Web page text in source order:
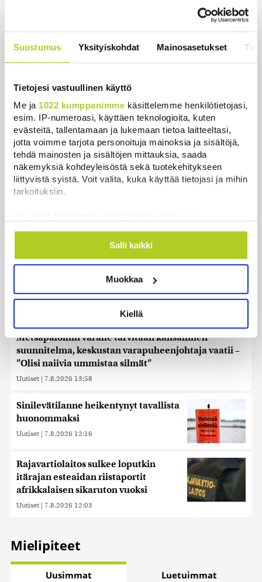
Suostumus Yksityiskohdat Mainosasetukset
Tietojesi vastuullinen käyttö
Me ja 1022 kumppanimme käsittelemme henkilötietojasi,
esim. IP-numeroasi, käyttäen teknologioita, kuten
evästeitä, tallentamaan ja lukemaan tietoa laitteeltasi,
jotta voimme tarjota personoituja mainoksia ja sisältöjä,
tehdä mainosten ja sisältöjen mittauksia, saada
näkemyksiä kohdeyleisöstä sekä tuotekehitykseen
liittyvistä syistä. Voit valita, kuka käyttää tietojasi ja mihin
tarkoituksiin.
Kerätä tietoja maantieteellisestä sijainnistasi,
mahdollisesti muutaman metrin tarkkuudella
ominaispiirteitä aktiivisesti (sormenjäljen
Lue lisää siitä, miten henkilötietojasi käsitellään ja miten
suostumustasi tai peruuttaa sen milloin vain
evästeilmoituksessa.
Käytämme evästeitä tarjoamamme sisällön ja mainosten
räätälöimiseen, sosiaalisen median ominaisuuksien
tukemiseen ja kävijämäärämme analysoimiseen. Lisäksi
alan kumppaneillemme tietoja siitä, miten käytät
sivustoamme. Kumppanimme voivat yhdistää näitä
tietoja muihin tietoihin, joita olet antanut heille tai joita on
kerätty, kun olet käyttänyt heidän palvelujaan. Tietoja
Salli kaikki
Muokkaa
Kiellä
Uutiset | 5.8.2026 22:07
Uutiset | 6.8.2026 0:58
Uutiset
Uusimmat
Metsäpaloihin varalle tarvitaan kansallinen
suunnitelma, keskustan varapuheenjohtaja vaatii –
”Olisi naiivia ummistaa silmät”
Uutiset | 7.8.2026 13:58
Sinilevätilanne heikentynyt tavallista
huonommaksi
Uutiset | 7.8.2026 12:16
Rajavartiolaitos sulkee loputkin
itärajan esteaidan riistaportit
afrikkalaisen sikaruton vuoksi
Uutiset | 7.8.2026 12:03
Mielipiteet
Uusimmat Luetuimmat